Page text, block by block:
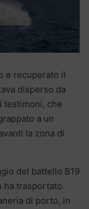
e recuperato il
disperso da
testimoni, che
a un
la zona di
del battello B19
ha trasportato
di porto, in